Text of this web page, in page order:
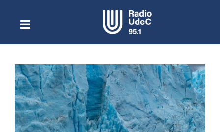
contenidoToggle
NavigationEscuchar Radio UdeC en vivo
Quiénes Somos
Programación
Podcast
Noticias